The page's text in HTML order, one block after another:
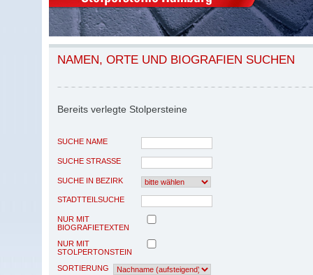
NAMEN, ORTE UND BIOGRAFIEN SUCHEN
Bereits verlegte Stolpersteine
SUCHE NAME
SUCHE STRASSE
SUCHE IN BEZIRK
STADTTEILSUCHE
NUR MIT
BIOGRAFIETEXTEN
NUR MIT
STOLPERTONSTEIN
SORTIERUNG